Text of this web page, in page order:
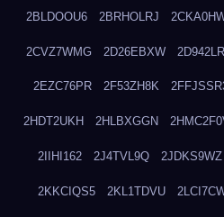
2BLDOOU6 2BRHOLRJ
2CVZ7WMG 2D26EBXW
2EZC76PR 2F53ZH8K
2HDT2UKH 2HLBXGGN
2IIHI162 2J4TVL9Q 2JDKS9WZ
2KKCIQS5 2KL1TDVU